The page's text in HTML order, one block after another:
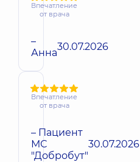
Впечатление
от врача
–
Анна30.07.2026
Впечатление
от врача
– Пациент
МС
"Добробут"
30.07.2026